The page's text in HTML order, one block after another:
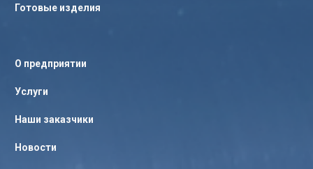
Готовые изделия
О предприятии
Услуги
Наши заказчики
Новости